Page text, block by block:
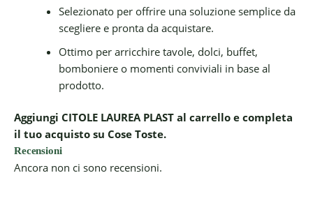
Selezionato per offrire una soluzione semplice da
scegliere e pronta da acquistare.
Ottimo per arricchire tavole, dolci, buffet,
bomboniere o momenti conviviali in base al
prodotto.
Aggiungi CITOLE LAUREA PLAST al carrello e completa
il tuo acquisto su Cose Toste.
Recensioni
Ancora non ci sono recensioni.